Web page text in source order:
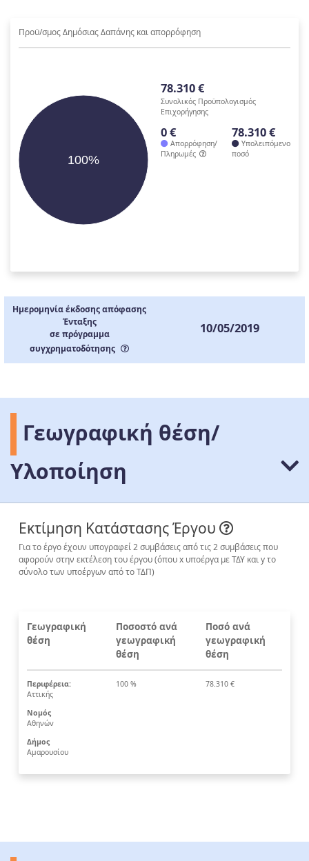
Προϋ/σμος Δημόσιας Δαπάνης και απορρόφηση
100%
78.310 €
Συνολικός Προϋπολογισμός
Επιχορήγησης
0 €
Απορρόφηση/
Πληρωμές
78.310 €
Υπολειπόμενο
ποσό
Ημερομηνία έκδοσης απόφασης
Ένταξης
σε πρόγραμμα
συγχρηματοδότησης
10/05/2019
Γεωγραφική θέση/
Υλοποίηση
Εκτίμηση Κατάστασης Έργου
Για το έργο έχουν υπογραφεί 2 συμβάσεις από τις 2 συμβάσεις που
αφορούν στην εκτέλεση του έργου (όπου x υποέργα με ΤΔΥ και y το
σύνολο των υποέργων από το ΤΔΠ)
Γεωγραφική
θέση
Ποσοστό ανά
γεωγραφική
θέση
Ποσό ανά
γεωγραφική
θέση
Περιφέρεια:
Αττικής
Νομός
Αθηνών
Δήμος
Αμαρουσίου
100 % 78.310 €